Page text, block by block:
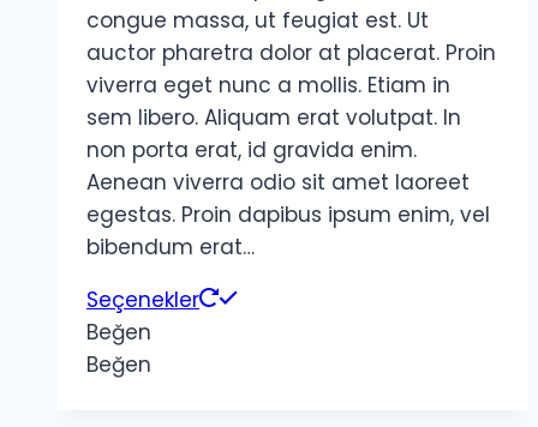
congue massa, ut feugiat est. Ut
auctor pharetra dolor at placerat. Proin
viverra eget nunc a mollis. Etiam in
sem libero. Aliquam erat volutpat. In
non porta erat, id gravida enim.
Aenean viverra odio sit amet laoreet
egestas. Proin dapibus ipsum enim, vel
bibendum erat…
Seçenekler
Beğen
Beğen